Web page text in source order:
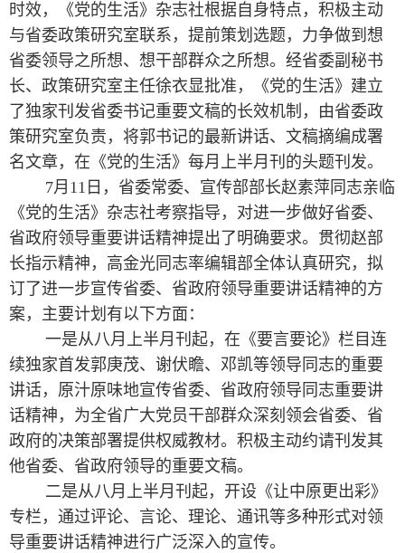
时效，《党的生活》杂志社根据自身特点，积极主动
与省委政策研究室联系，提前策划选题，力争做到想
省委领导之所想、想干部群众之所想。经省委副秘书
长、政策研究室主任徐衣显批准，《党的生活》建立
了独家刊发省委书记重要文稿的长效机制，由省委政
策研究室负责，将郭书记的最新讲话、文稿摘编成署
名文章，在《党的生活》每月上半月刊的头题刊发。
7月11日，省委常委、宣传部部长赵素萍同志亲临
《党的生活》杂志社考察指导，对进一步做好省委、
省政府领导重要讲话精神提出了明确要求。贯彻赵部
长指示精神，高金光同志率编辑部全体认真研究，拟
订了进一步宣传省委、省政府领导重要讲话精神的方
案，主要计划有以下方面：
一是从八月上半月刊起，在《要言要论》栏目连
续独家首发郭庚茂、谢伏瞻、邓凯等领导同志的重要
讲话，原汁原味地宣传省委、省政府领导同志重要讲
话精神，为全省广大党员干部群众深刻领会省委、省
政府的决策部署提供权威教材。积极主动约请刊发其
他省委、省政府领导的重要文稿。
二是从八月上半月刊起，开设《让中原更出彩》
专栏，通过评论、言论、理论、通讯等多种形式对领
导重要讲话精神进行广泛深入的宣传。